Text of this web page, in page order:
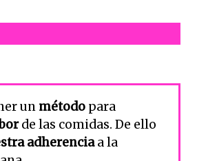
un método para
de las comidas. De ello
adherenciaa la